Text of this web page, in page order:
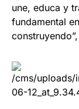
une, educa y
fundamental